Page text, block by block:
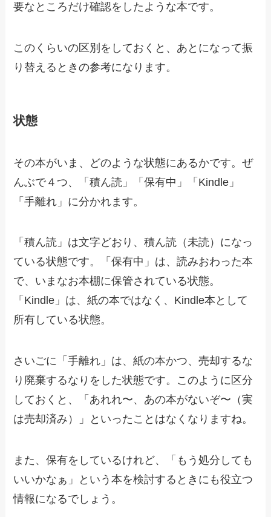
要なところだけ確認をしたような本です。
このくらいの区別をしておくと、あとになって振
り替えるときの参考になります。
状態
その本がいま、どのような状態にあるかです。ぜ
んぶで４つ、「積ん読」「保有中」「Kindle」
「手離れ」に分かれます。
「積ん読」は文字どおり、積ん読（未読）になっ
ている状態です。「保有中」は、読みおわった本
で、いまなお本棚に保管されている状態。
「Kindle」は、紙の本ではなく、Kindle本として
所有している状態。
さいごに「手離れ」は、紙の本かつ、売却するな
り廃棄するなりをした状態です。このように区分
しておくと、「あれれ〜、あの本がないぞ〜（実
は売却済み）」といったことはなくなりますね。
また、保有をしているけれど、「もう処分しても
いいかなぁ」という本を検討するときにも役立つ
情報になるでしょう。